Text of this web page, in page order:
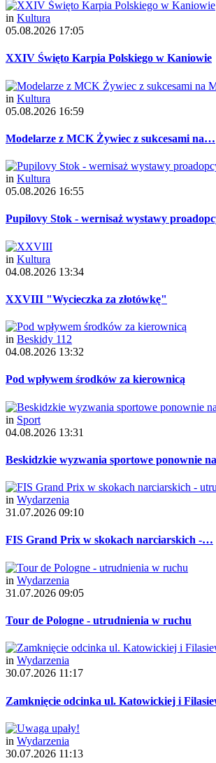
in Kultura
05.08.2026 17:05
XXIV Święto Karpia Polskiego w Kaniowie
in Kultura
05.08.2026 16:59
Modelarze z MCK Żywiec z sukcesami na…
in Kultura
05.08.2026 16:55
Pupilovy Stok - wernisaż wystawy
in Kultura
04.08.2026 13:34
XXVIII "Wycieczka za złotówkę"
in Beskidy 112
04.08.2026 13:32
Pod wpływem środków za kierownicą
in Sport
04.08.2026 13:31
Beskidzkie wyzwania sportowe ponownie
in Wydarzenia
31.07.2026 09:10
FIS Grand Prix w skokach narciarskich -…
in Wydarzenia
31.07.2026 09:05
Tour de Pologne - utrudnienia w ruchu
in Wydarzenia
30.07.2026 11:17
Zamknięcie odcinka ul. Katowickiej i
in Wydarzenia
30.07.2026 11:13